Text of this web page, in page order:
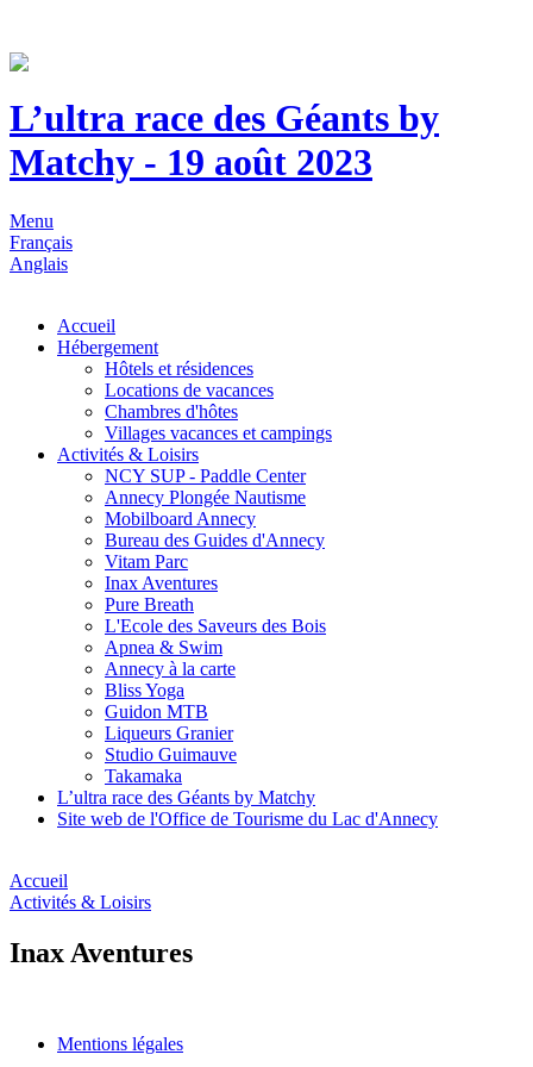
L’ultra race des Géants by
Matchy - 19 août 2023
Menu
Français
Anglais
Accueil
Hébergement
Hôtels et résidences
Locations de vacances
Chambres d'hôtes
Villages vacances et campings
Activités & Loisirs
NCY SUP - Paddle Center
Annecy Plongée Nautisme
Mobilboard Annecy
Bureau des Guides d'Annecy
Vitam Parc
Inax Aventures
Pure Breath
L'Ecole des Saveurs des Bois
Apnea & Swim
Annecy à la carte
Bliss Yoga
Guidon MTB
Liqueurs Granier
Studio Guimauve
Takamaka
L’ultra race des Géants by Matchy
Site web de l'Office de Tourisme du Lac d'Annecy
Accueil
Activités & Loisirs
Inax Aventures
Mentions légales